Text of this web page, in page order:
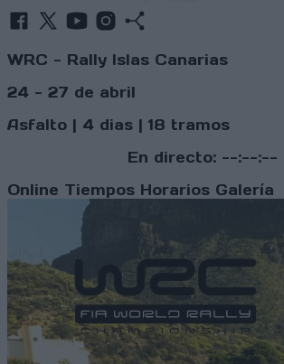
WRC - Rally Islas Canarias
24 - 27 de abril
Asfalto | 4 dias | 18 tramos
En directo: --:--:--
Online Tiempos Horarios Galería